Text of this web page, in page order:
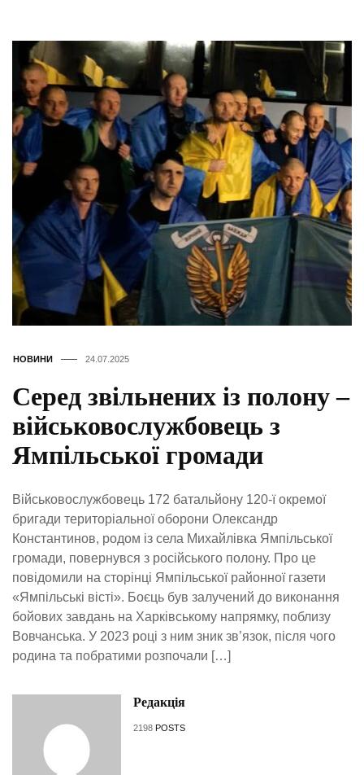
НОВИНИ 24.07.2025
Серед звільнених із полону –
військовослужбовець з
Ямпільської громади
Військовослужбовець 172 батальйону 120-ї окремої
бригади територіальної оборони Олександр
Константинов, родом із села Михайлівка Ямпільської
громади, повернувся з російського полону. Про це
повідомили на сторінці Ямпільської районної газети
«Ямпільські вісті». Боєць був залучений до виконання
бойових завдань на Харківському напрямку, поблизу
Вовчанська. У 2023 році з ним зник зв’язок, після чого
родина та побратими розпочали […]
Редакція
2198 POSTS